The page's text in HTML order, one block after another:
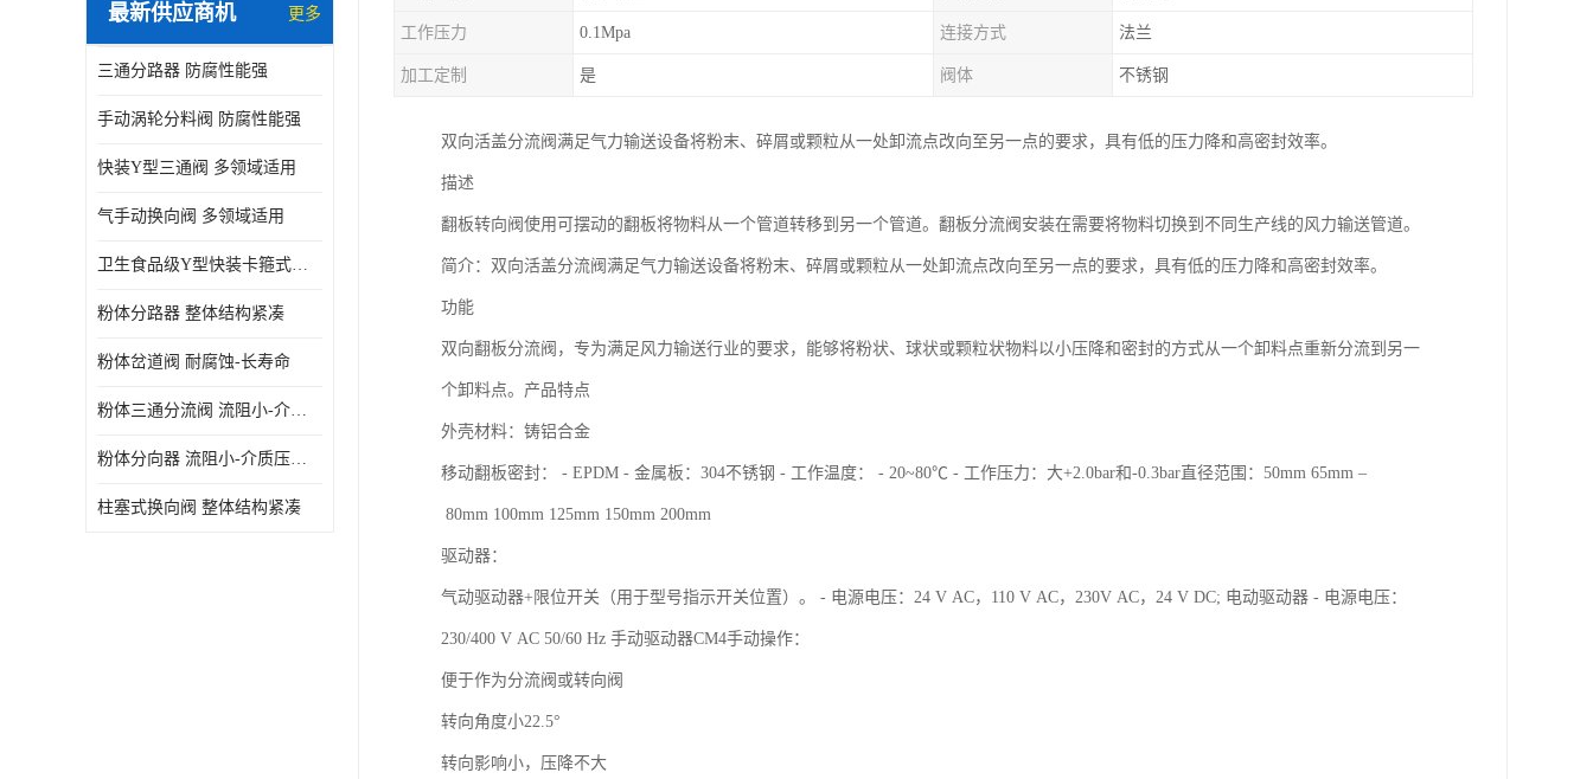
最新供应商机 更多
三通分路器 防腐性能强
手动涡轮分料阀 防腐性能强
快装Y型三通阀 多领域适用
气手动换向阀 多领域适用
卫生食品级Y型快装卡箍式分路阀 结构坚固-不易变形
粉体分路器 整体结构紧凑
粉体岔道阀 耐腐蚀-长寿命
粉体三通分流阀 流阻小-介质压力损失少
粉体分向器 流阻小-介质压力损失少
柱塞式换向阀 整体结构紧凑
工作压力 0.1Mpa 连接方式 法兰
加工定制 是 阀体 不锈钢
双向活盖分流阀满足气力输送设备将粉末、碎屑或颗粒从一处卸流点改向至另一点的要求，具有低的压力降和高密封效率。
描述
翻板转向阀使用可摆动的翻板将物料从一个管道转移到另一个管道。翻板分流阀安装在需要将物料切换到不同生产线的风力输送管道。
简介：双向活盖分流阀满足气力输送设备将粉末、碎屑或颗粒从一处卸流点改向至另一点的要求，具有低的压力降和高密封效率。
功能
双向翻板分流阀，专为满足风力输送行业的要求，能够将粉状、球状或颗粒状物料以小压降和密封的方式从一个卸料点重新分流到另一
个卸料点。产品特点
外壳材料：铸铝合金
移动翻板密封： - EPDM - 金属板：304不锈钢 - 工作温度： - 20~80℃ - 工作压力：大+2.0bar和-0.3bar直径范围：50mm 65mm –
80mm 100mm 125mm 150mm 200mm
驱动器：
气动驱动器+限位开关（用于型号指示开关位置）。 - 电源电压：24 V AC，110 V AC，230V AC，24 V DC; 电动驱动器 - 电源电压：
230/400 V AC 50/60 Hz 手动驱动器CM4手动操作：
便于作为分流阀或转向阀
转向角度小22.5°
转向影响小，压降不大